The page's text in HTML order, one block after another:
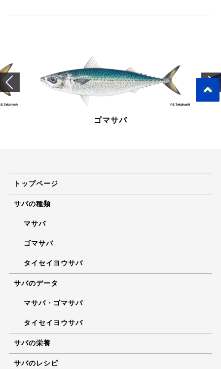
トップページ
サバの種類
マサバ
ゴマサバ
タイセイヨウサバ
サバのデータ
マサバ・ゴマサバ
タイセイヨウサバ
サバの栄養
サバのレシピ